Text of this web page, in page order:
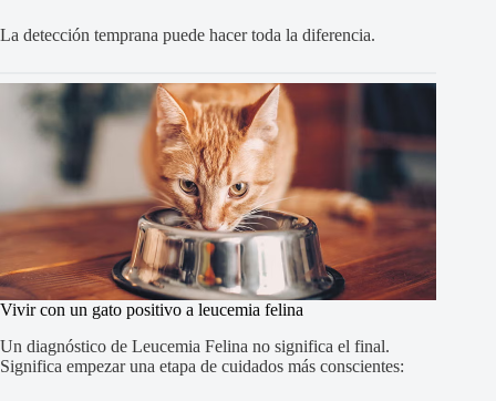
La detección temprana puede hacer toda la diferencia.
Vivir con un gato positivo a leucemia felina
Un diagnóstico de Leucemia Felina no significa el final.
Significa empezar una etapa de cuidados más conscientes: